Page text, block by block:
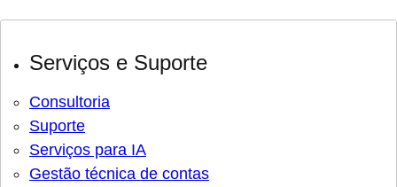
Serviços e Suporte
Consultoria
Suporte
Serviços para IA
Gestão técnica de contas